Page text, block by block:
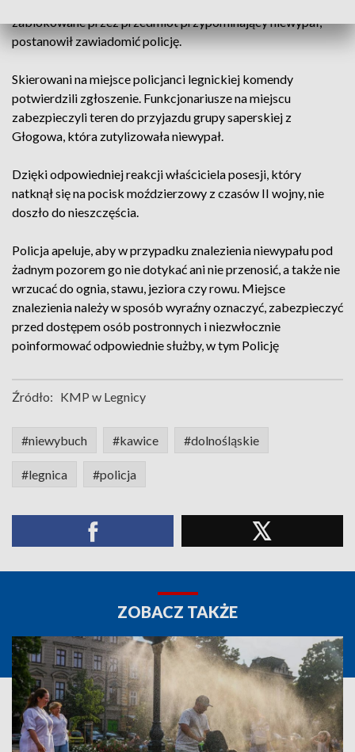
zablokowane przez przedmiot przypominający niewypał,
postanowił zawiadomić policję.
Skierowani na miejsce policjanci legnickiej komendy
potwierdzili zgłoszenie. Funkcjonariusze na miejscu
zabezpieczyli teren do przyjazdu grupy saperskiej z
Głogowa, która zutylizowała niewypał.
Dzięki odpowiedniej reakcji właściciela posesji, który
natknął się na pocisk moździerzowy z czasów II wojny, nie
doszło do nieszczęścia.
Policja apeluje, aby w przypadku znalezienia niewypału pod
żadnym pozorem go nie dotykać ani nie przenosić, a także nie
wrzucać do ognia, stawu, jeziora czy rowu. Miejsce
znalezienia należy w sposób wyraźny oznaczyć, zabezpieczyć
przed dostępem osób postronnych i niezwłocznie
poinformować odpowiednie służby, w tym Policję
Źródło: KMP w Legnicy
#niewybuch #kawice #dolnośląskie
#legnica #policja
ZOBACZ TAKŻE